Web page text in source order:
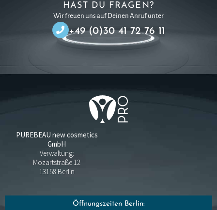
HAST DU FRAGEN?
Wir freuen uns auf Deinen Anruf unter
+49 (0)30 41 72 76 11
PUREBEAU new cosmetics
GmbH
Verwaltung:
Mozartstraße 12
13158 Berlin
Öffnungszeiten Berlin: